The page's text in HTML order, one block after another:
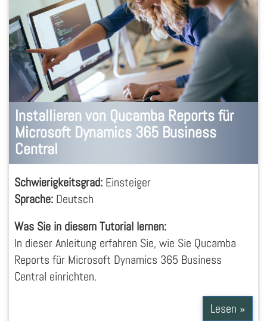
Installieren von Qucamba Reports für
Microsoft Dynamics 365 Business
Central
Schwierigkeitsgrad: Einsteiger
Sprache: Deutsch
Was Sie in diesem Tutorial lernen:
In dieser Anleitung erfahren Sie, wie Sie Qucamba
Reports für Microsoft Dynamics 365 Business
Central einrichten.
Lesen »